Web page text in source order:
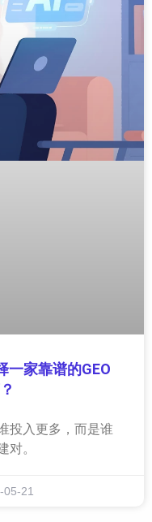
一家靠谱的GEO
投入更多，而是谁
对。
05-21